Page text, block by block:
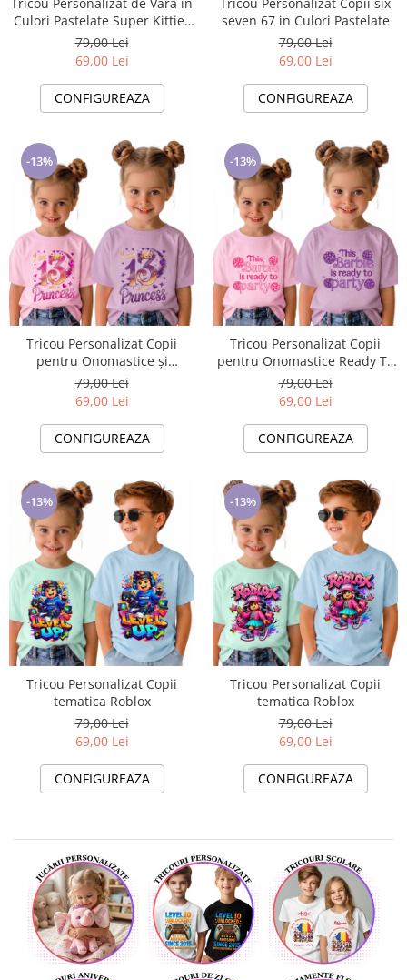
Culori Pastelate Super Kitties
Pisicute
79,00 Lei
69,00 Lei
CONFIGUREAZA
seven 67 in Culori Pastelate
79,00 Lei
69,00 Lei
CONFIGUREAZA
-13%
Tricou Personalizat Copii
pentru Onomastice și
Petreceri
79,00 Lei
69,00 Lei
CONFIGUREAZA
-13%
Tricou Personalizat Copii
pentru Onomastice Ready To
Party
79,00 Lei
69,00 Lei
CONFIGUREAZA
-13%
Tricou Personalizat Copii
tematica Roblox
79,00 Lei
69,00 Lei
CONFIGUREAZA
-13%
Tricou Personalizat Copii
tematica Roblox
79,00 Lei
69,00 Lei
CONFIGUREAZA